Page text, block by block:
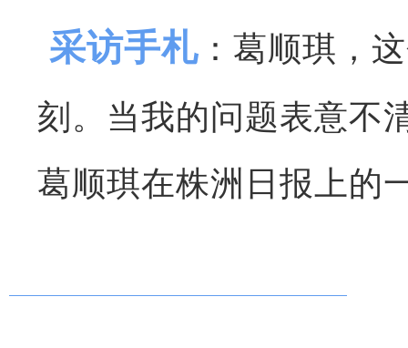
采访手札 ：葛顺琪，
刻。当我的问题表意不
葛顺琪在株洲日报上的